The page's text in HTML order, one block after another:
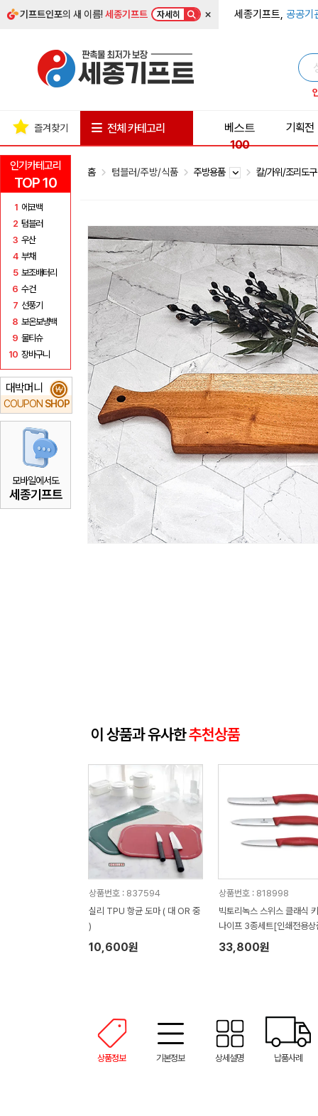
기프트인포의 새 이름!세종기프트 자세히 × 세종기프트, 공공기
인기카테고리
TOP 10
1 에코백
2 텀블러
3 우산
4 부채
5 보조배터리
6 수건
7 선풍기
8 보온보냉백
9 물티슈
10 장바구니
대박머니
COUPON SHOP
₩
모바일에서도
세종기프트
즐겨찾기 전체 카테고리
베스트
100
기획전
홈 텀블러/주방/식품 주방용품 칼/가위/조리도
이 상품과 유사한추천상품
상품번호 : 837594
실리 TPU 항균 도마 ( 대 OR 중
)
10,600원
상품번호 : 818998
빅토리녹스 스위스 클래식
나이프 3종세트[인쇄전용상
33,800원
상품정보 기본정보 상세설명 납품사례